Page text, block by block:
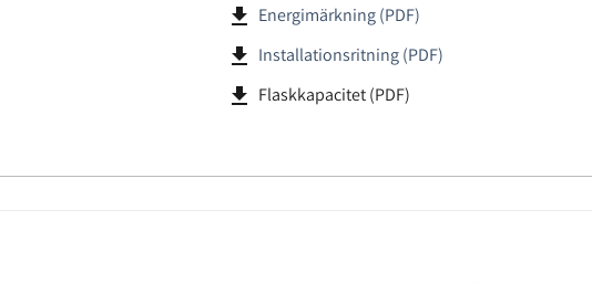
file_download Energimärkning (PDF)
file_download Installationsritning (PDF)
file_download Flaskkapacitet (PDF)